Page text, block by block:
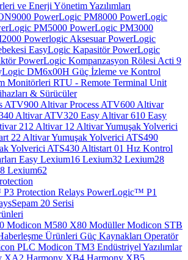
ve Enerji Yönetim Yazılımları
PowerLogic PM8000 PowerLogic
PM5000 PowerLogic PM3000
Powerlogic AksesuarPowerLogic
EasyLogic KapasitörPowerLogic
PowerLogic Kompanzasyon Rölesi Acti 9
DM6x00H Güç İzleme ve Kontrol
Monitörleri RTU - Remote Terminal Unit
& Sürücüler
ATV900 Altivar Process ATV600 Altivar
Altivar ATV320 Easy Altivar 610 Easy
212 Altivar 12 Altivar Yumuşak Yolverici
22 Altivar Yumuşak Yolverici ATS490
Yolverici ATS430 Altistart 01 Hız Kontrol
Easy Lexium16 Lexium32 Lexium28
Lexium62
Protection Relays PowerLogic™ P1
Sepam 20 Serisi
Modicon M580 X80 ModüllerModicon STB
Ürünleri Güç Kaynakları Operatör
PLC Modicon TM3 Endüstriyel Yazılımlar
XA2 Harmony XB4 Harmony XB5